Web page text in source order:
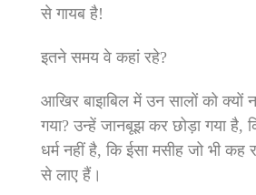
से गायब है!
इतने समय वे कहां रहे?
आखिर बाइाबिल में उन सालों को क्‍यों
गया? उन्‍हें जानबूझ कर छोड़ा गया है,
धर्म नहीं है, कि ईसा मसीह जो भी कह
से लाए हैं।